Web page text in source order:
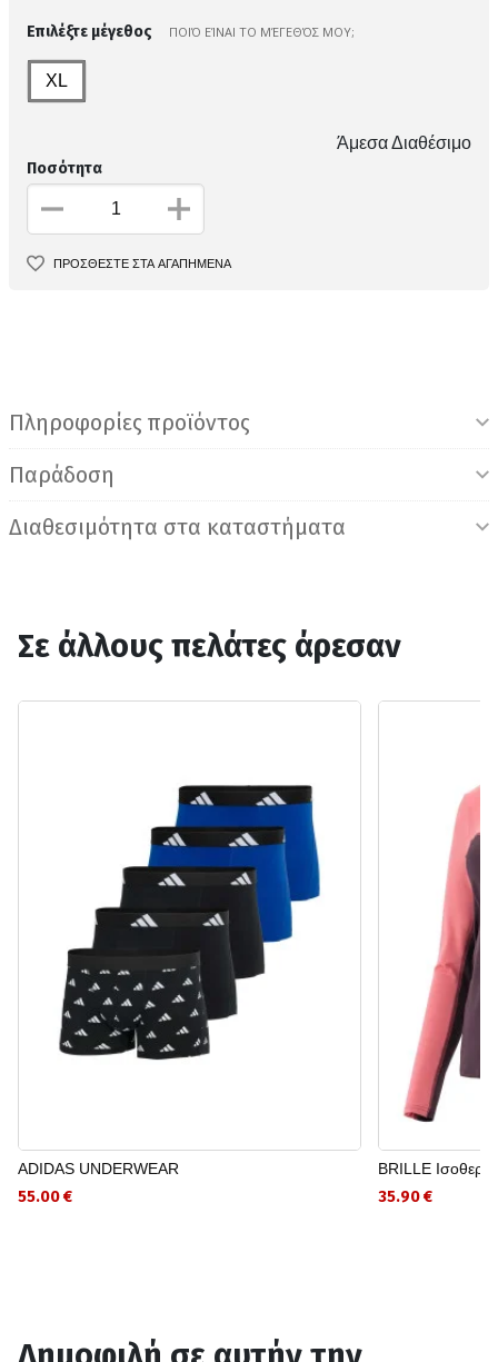
Επιλέξτε μέγεθος ΠΟΙΌ ΕΊΝΑΙ ΤΟ ΜΈΓΕΘΌΣ ΜΟΥ;
XL
Άμεσα Διαθέσιμο
Ποσότητα
ΠΡΟΣΘΕΣΤΕ ΣΤΑ ΑΓΑΠΗΜΕΝΑ
Πληροφορίες προϊόντος
Παράδοση
Διαθεσιμότητα στα καταστήματα
Σε άλλους πελάτες άρεσαν
ADIDAS UNDERWEAR
55.00 €
BRILLE
35.90 €